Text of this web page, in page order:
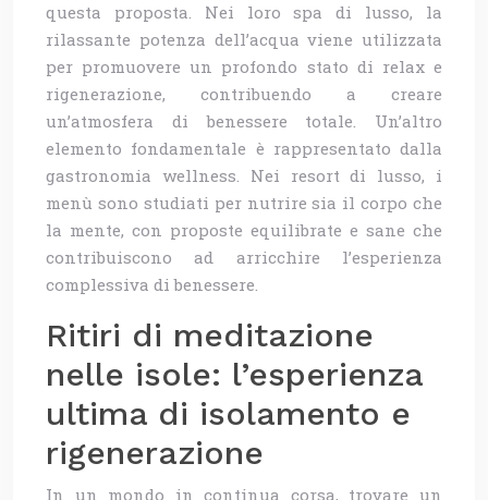
questa proposta. Nei loro spa di lusso, la
rilassante potenza dell’acqua viene utilizzata
per promuovere un profondo stato di relax e
rigenerazione, contribuendo a creare
un’atmosfera di benessere totale. Un’altro
elemento fondamentale è rappresentato dalla
gastronomia wellness. Nei resort di lusso, i
menù sono studiati per nutrire sia il corpo che
la mente, con proposte equilibrate e sane che
contribuiscono ad arricchire l’esperienza
complessiva di benessere.
Ritiri di meditazione
nelle isole: l’esperienza
ultima di isolamento e
rigenerazione
In un mondo in continua corsa, trovare un